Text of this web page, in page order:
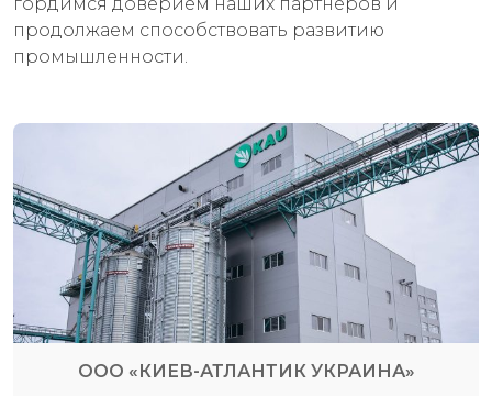
продолжаем способствовать развитию
промышленности.
ООО «КИЕВ-АТЛАНТИК УКРАИНА»